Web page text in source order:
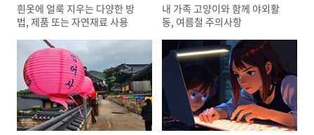
흰옷에 얼룩 지우는 다양한 방
법, 제품 또는 자연재료 사용
내 가족 고양이와 함께 야외활
동, 여름철 주의사항